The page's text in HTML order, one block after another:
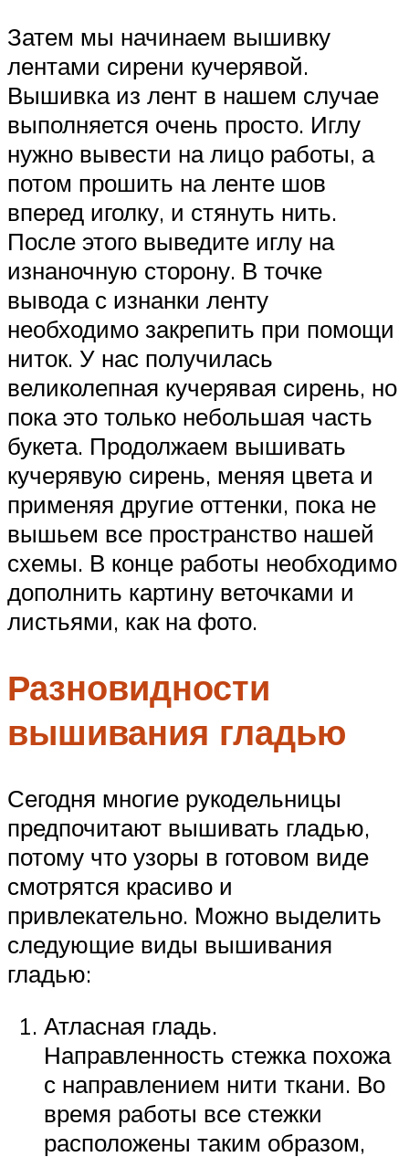
Затем мы начинаем вышивку
лентами сирени кучерявой.
Вышивка из лент в нашем случае
выполняется очень просто. Иглу
нужно вывести на лицо работы, а
потом прошить на ленте шов
вперед иголку, и стянуть нить.
После этого выведите иглу на
изнаночную сторону. В точке
вывода с изнанки ленту
необходимо закрепить при помощи
ниток. У нас получилась
великолепная кучерявая сирень, но
пока это только небольшая часть
букета. Продолжаем вышивать
кучерявую сирень, меняя цвета и
применяя другие оттенки, пока не
вышьем все пространство нашей
схемы. В конце работы необходимо
дополнить картину веточками и
листьями, как на фото.
Разновидности
вышивания гладью
Сегодня многие рукодельницы
предпочитают вышивать гладью,
потому что узоры в готовом виде
смотрятся красиво и
привлекательно. Можно выделить
следующие виды вышивания
гладью:
Атласная гладь.
Направленность стежка похожа
с направлением нити ткани. Во
время работы все стежки
расположены таким образом,